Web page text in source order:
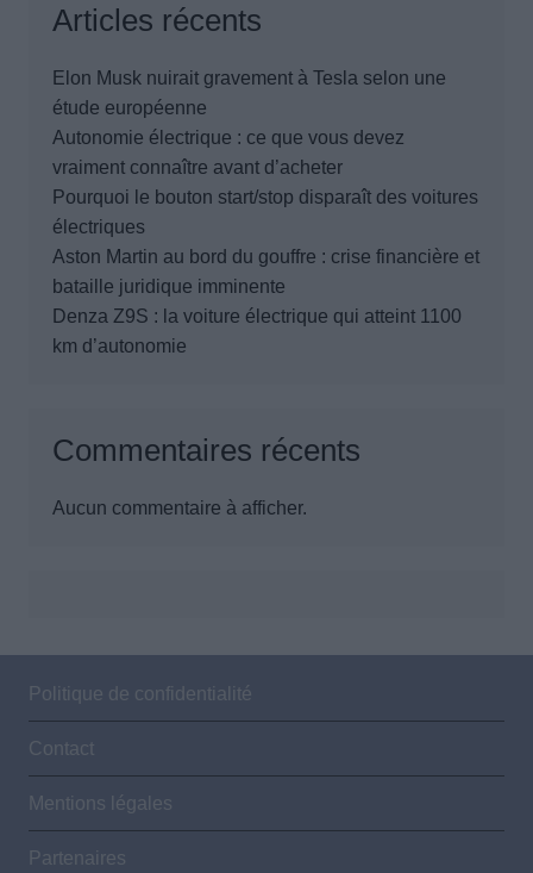
Articles récents
Elon Musk nuirait gravement à Tesla selon une
étude européenne
Autonomie électrique : ce que vous devez
vraiment connaître avant d’acheter
Pourquoi le bouton start/stop disparaît des voitures
électriques
Aston Martin au bord du gouffre : crise financière et
bataille juridique imminente
Denza Z9S : la voiture électrique qui atteint 1100
km d’autonomie
Commentaires récents
Aucun commentaire à afficher.
Politique de confidentialité
Contact
Mentions légales
Partenaires